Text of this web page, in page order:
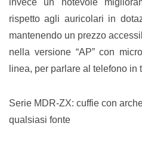
invece un notevole
rispetto agli auricolari in
mantenendo un prezzo
nella versione “AP” con
linea, per parlare al telefono in
Serie MDR-ZX: cuffie con
qualsiasi fonte